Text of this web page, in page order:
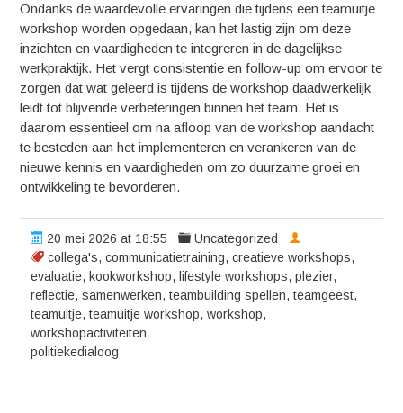
Ondanks de waardevolle ervaringen die tijdens een teamuitje
workshop worden opgedaan, kan het lastig zijn om deze
inzichten en vaardigheden te integreren in de dagelijkse
werkpraktijk. Het vergt consistentie en follow-up om ervoor te
zorgen dat wat geleerd is tijdens de workshop daadwerkelijk
leidt tot blijvende verbeteringen binnen het team. Het is
daarom essentieel om na afloop van de workshop aandacht
te besteden aan het implementeren en verankeren van de
nieuwe kennis en vaardigheden om zo duurzame groei en
ontwikkeling te bevorderen.
20 mei 2026 at 18:55
Uncategorized
collega's,communicatietraining,creatieve workshops,
evaluatie,kookworkshop,lifestyle workshops,plezier,
reflectie,samenwerken,teambuilding spellen,teamgeest,
teamuitje,teamuitje workshop,workshop,
workshopactiviteiten
politiekedialoog